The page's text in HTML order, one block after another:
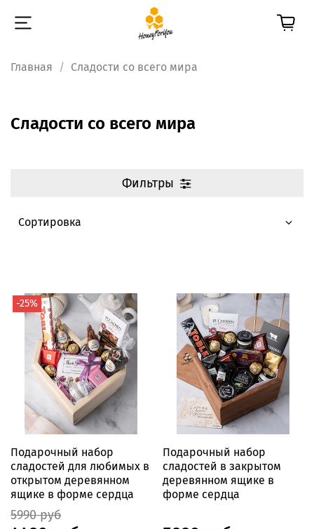
Главная Сладости со всего мира
Сладости со всего мира
Фильтры
-25%
Подарочный набор
сладостей для любимых в
открытом деревянном
ящике в форме сердца
5990 руб
Подарочный набор
сладостей в закрытом
деревянном ящике в
форме сердца